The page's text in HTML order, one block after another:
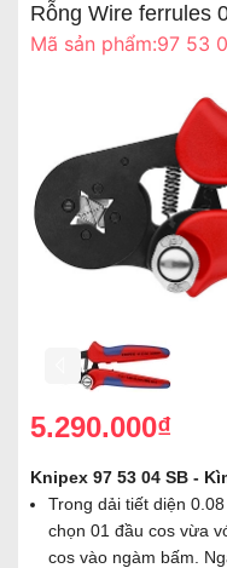
Rỗng Wire ferrules
Mã sản phẩm:97 53
5.290.000₫
Knipex 97 53 04 SB -
Trong dải tiết diện
chọn 01 đầu cos vừa
cos vào ngàm bấm.